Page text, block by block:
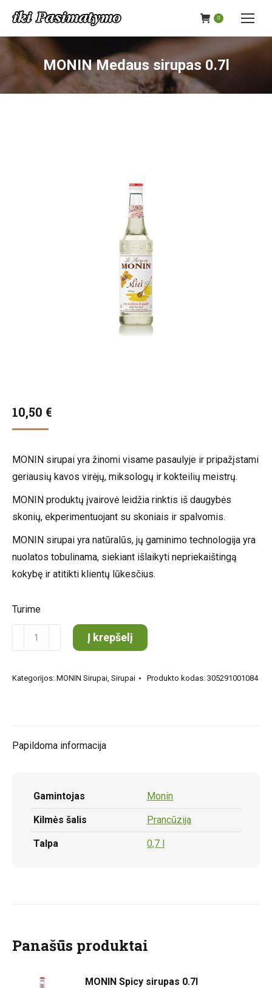
0
MONIN Medaus sirupas 0.7l
10,50 €
MONIN sirupai yra žinomi visame pasaulyje ir pripažįstami
geriausių kavos virėjų, miksologų ir kokteilių meistrų.
MONIN produktų įvairovė leidžia rinktis iš daugybės
skonių, ekperimentuojant su skoniais ir spalvomis.
MONIN sirupai yra natūralūs, jų gaminimo technologija yra
nuolatos tobulinama, siekiant išlaikyti nepriekaištingą
kokybę ir atitikti klientų lūkesčius.
Turime
produkto
kiekis:
Medaus
Į krepšelį
Kategorijos: MONIN Sirupai, Sirupai Produkto kodas: 305291001084
Papildoma informacija
Gamintojas Monin
Kilmės šalis Prancūzija
Talpa 0,7 l
Panašūs produktai
MONIN Spicy sirupas 0.7l